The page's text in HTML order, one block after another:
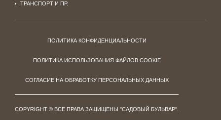
ТРАНСПОРТ И ПР.
ПОЛИТИКА КОНФИДЕНЦИАЛЬНОСТИ
ПОЛИТИКА ИСПОЛЬЗОВАНИЯ ФАЙЛОВ COOKIE
СОГЛАСИЕ НА ОБРАБОТКУ ПЕРСОНАЛЬНЫХ ДАННЫХ
COPYRIGHT © ВСЕ ПРАВА ЗАЩИЩЕНЫ "САДОВЫЙ БУЛЬВАР".